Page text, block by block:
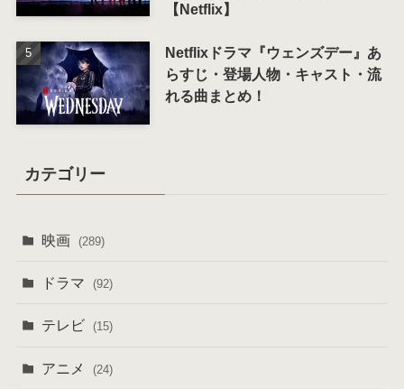
【Netflix】
Netflixドラマ『ウェンズデー』あ
らすじ・登場人物・キャスト・流
れる曲まとめ！
カテゴリー
映画 (289)
ドラマ (92)
テレビ (15)
アニメ (24)